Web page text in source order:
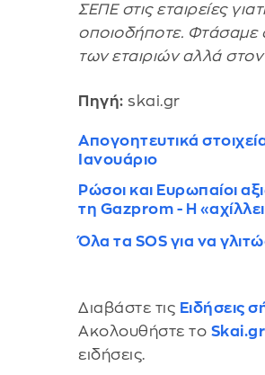
ΣΕΠΕ στις εταιρείες
οποιοδήποτε. Φτάσαμε
των εταιριών αλλά στον
Πηγή: skai.gr
Απογοητευτικά
Ιανουάριο
Ρώσοι και Ευρωπαίοι
τη Gazprom - Η
Όλα τα SOS για να
Διαβάστε τις Ειδήσεις
Ακολουθήστε το
ειδήσεις.